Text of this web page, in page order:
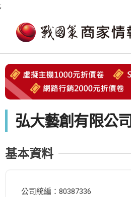
;
弘大藝創有限公司
基本資料
公司統編：80387336